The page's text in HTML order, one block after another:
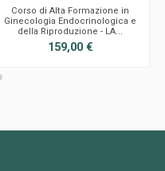
Corso di Alta Formazione in
Ginecologia Endocrinologica e
della Riproduzione - LA...
159,00 €